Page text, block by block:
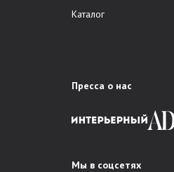
Каталог
Пресса о нас
Мы в соцсетях